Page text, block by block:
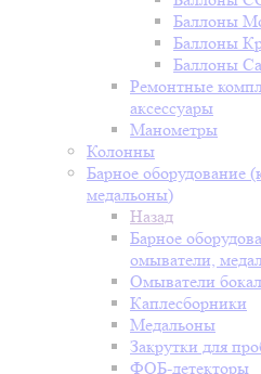
Баллоны
Баллоны
Баллоны
Ремонтные
аксессуары
Манометры
Колонны
Барное оборудование
медальоны)
Назад
Барное
омыватели,
Омыватели
Каплесборники
Медальоны
Закрутки для
ФОБ-детекторы